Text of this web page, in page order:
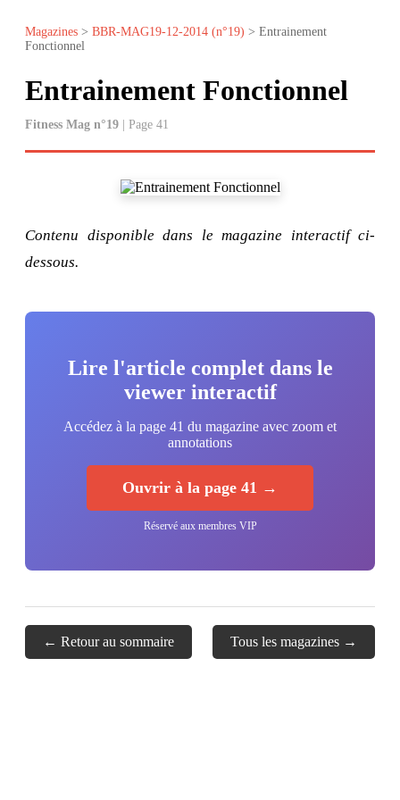
Magazines > BBR-MAG19-12-2014 (n°19) > Entrainement
Fonctionnel
Entrainement Fonctionnel
Fitness Mag n°19 | Page 41
Contenu disponible dans le magazine interactif ci-
dessous.
Lire l'article complet dans le
viewer interactif
Accédez à la page 41 du magazine avec zoom et
annotations
Ouvrir à la page 41 →
Réservé aux membres VIP
← Retour au sommaire Tous les magazines →